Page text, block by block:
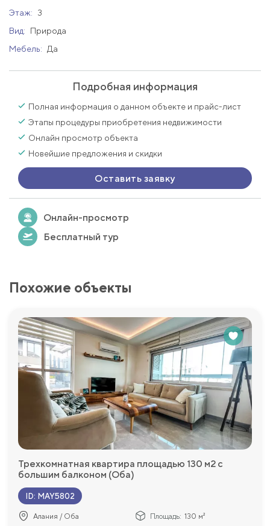
Этаж:
3
Вид:
Природа
Мебель:
Да
Подробная информация
Полная информация о данном объекте и прайс-лист
Этапы процедуры приобретения недвижимости
Онлайн просмотр объекта
Новейшие предложения и скидки
Оставить заявку
Онлайн-просмотр
Бесплатный тур
Похожие объекты
Трехкомнатная квартира площадью 130 м2 с
большим балконом (Оба)
ID: MAY5802
Алания / Оба Площадь: 130 м²